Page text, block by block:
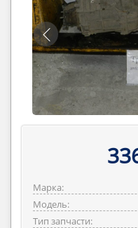
Марка:
Модель:
Тип запчасти: